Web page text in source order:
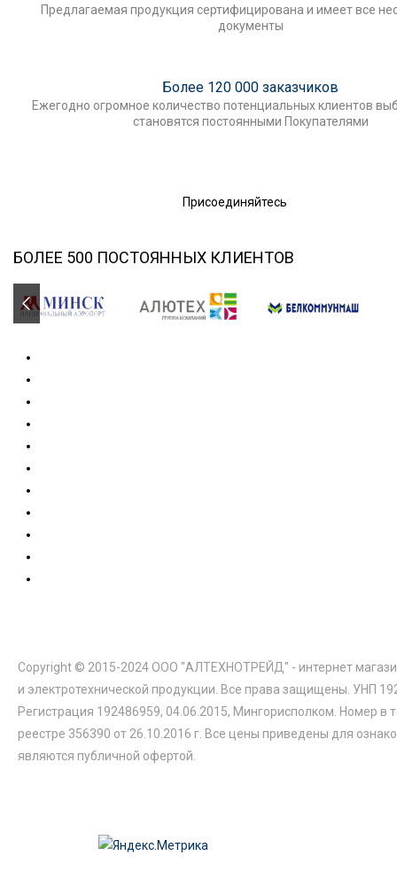
Предлагаемая продукция сертифицирована и имеет все
документы
Более 120 000 заказчиков
Ежегодно огромное количество потенциальных клиентов
становятся постоянными Покупателями
Присоединяйтесь
БОЛЕЕ 500 ПОСТОЯННЫХ КЛИЕНТОВ
Copyright © 2015-2024 ООО "АЛТЕХНОТРЕЙД" - интернет
и электротехнической продукции. Все права защищены. УНП
Регистрация 192486959, 04.06.2015, Мингорисполком. Номер в
реестре 356390 от 26.10.2016 г. Все цены приведены для
являются публичной офертой.